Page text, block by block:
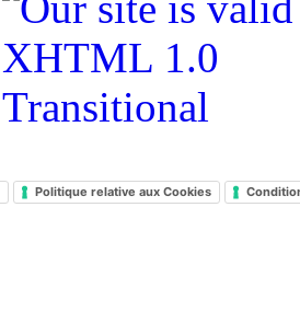
Politique relative aux Cookies